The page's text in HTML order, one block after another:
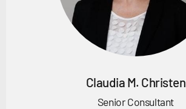
Claudia M. Christen
Senior Consultant